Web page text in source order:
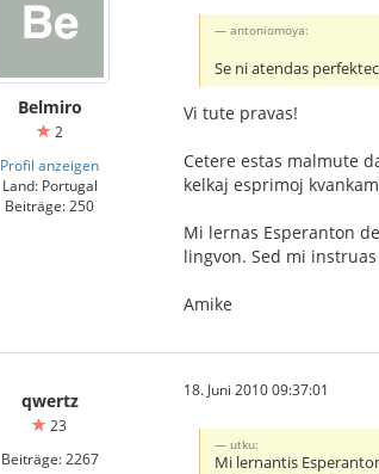
Belmiro
2
Profil anzeigen
Land: Portugal
Beiträge: 250
antoniomoya:
Se ni atendas
Vi tute pravas!
Cetere estas malmute
kelkaj esprimoj
Mi lernas Esperanton
lingvon. Sed mi
Amike
qwertz
23
Beiträge: 2267
18. Juni 2010 09:37:01
utku:
Mi lernantis